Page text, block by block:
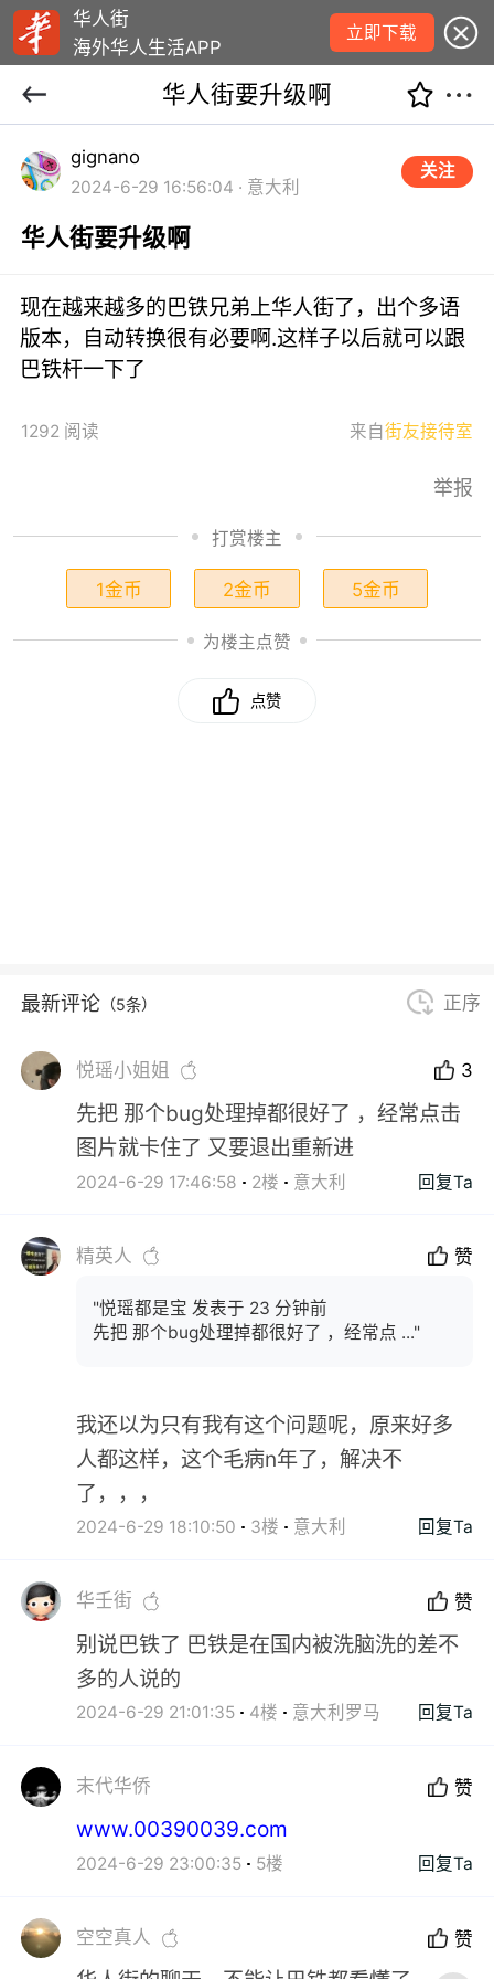
华人街
海外华人生活APP
立即下载
华人街要升级啊
gignano
2024-6-29 16:56:04 · 意大利
关注
华人街要升级啊
现在越来越多的巴铁兄弟上华人街了，出个多语
版本，自动转换很有必要啊.这样子以后就可以跟
巴铁杆一下了
1292 阅读 来自街友接待室
举报
打赏楼主
1金币 2金币 5金币
为楼主点赞
点赞
最新评论 （5条） 正序
悦瑶小姐姐 3
先把 那个bug处理掉都很好了 ，经常点击
图片就卡住了 又要退出重新进
2024-6-29 17:46:58 2楼 意大利 回复Ta
精英人 赞
"悦瑶都是宝 发表于 23 分钟前
先把 那个bug处理掉都很好了 ，经常点 ..."
我还以为只有我有这个问题呢，原来好多
人都这样，这个毛病n年了，解决不
了，，，
2024-6-29 18:10:50 3楼 意大利 回复Ta
华壬街 赞
别说巴铁了 巴铁是在国内被洗脑洗的差不
多的人说的
2024-6-29 21:01:35 4楼 意大利罗马 回复Ta
末代华侨 赞
www.00390039.com
2024-6-29 23:00:35 5楼 回复Ta
空空真人 赞